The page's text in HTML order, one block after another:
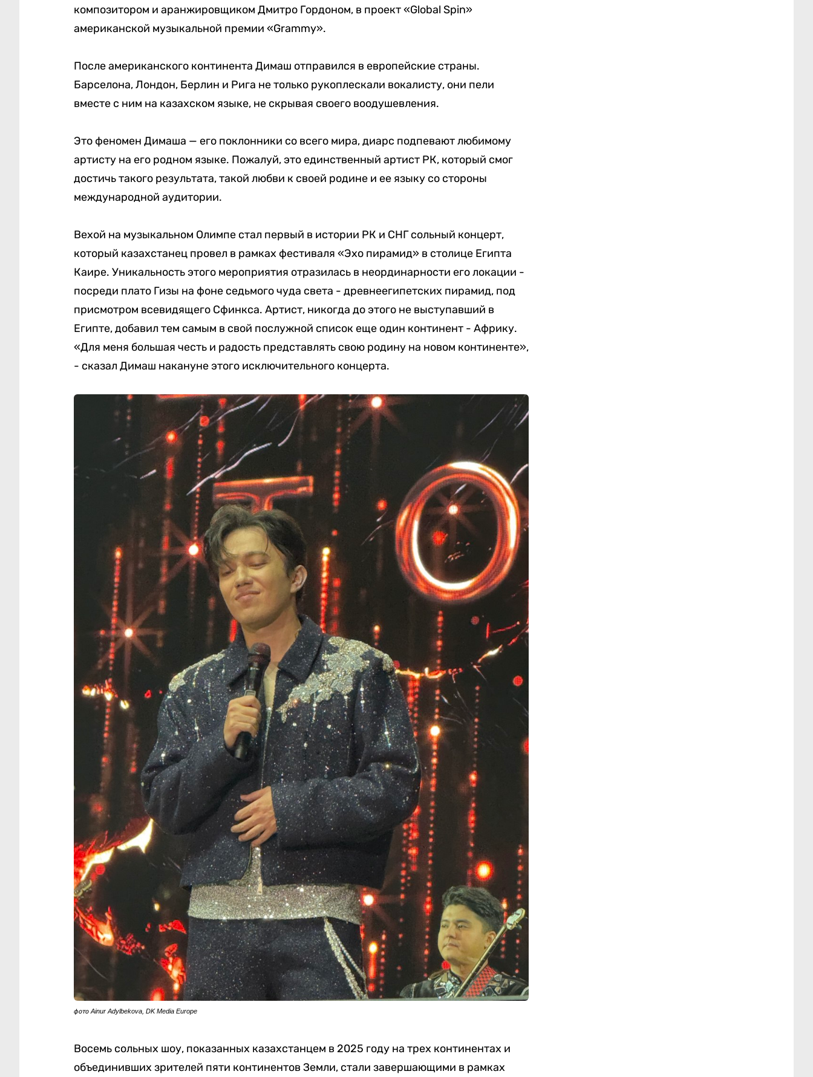
композитором и аранжировщиком Дмитро Гордоном, в проект «Global Spin»
американской музыкальной премии «Grammy».
После aмериканского континента Димаш отправился в европейские страны.
Барселона, Лондон, Берлин и Рига не только рукоплескали вокалисту, они пели
вместе с ним на казахском языке, не скрывая своего воодушевления.
Это феномен Димаша — его поклонники со всего мира, диарс подпевают любимому
артисту на его родном языке. Пожалуй, это единственный артист РК, который смог
достичь такого результата, такой любви к своей родине и ее языку со стороны
международной аудитории.
Вехой на музыкальном Олимпе стал первый в истории РК и СНГ сольный концерт,
который казахстанец провел в рамках фестиваля «Эхо пирамид» в столице Египта
Каире. Уникальность этого мероприятия отразилась в неординарности его локации -
посреди плато Гизы на фоне седьмого чуда света - древнеегипетских пирамид, под
присмотром всевидящего Сфинкса. Артист, никогда до этого не выступавший в
Египте, добавил тем самым в свой послужной список еще один континент - Африку.
«Для меня большая честь и радость представлять свою родину на новом континенте»,
- сказал Димаш накануне этого исключительного концерта.
фото Ainur Adylbekova, DK Media Europe
Восемь сольных шоу, показанных казахстанцем в 2025 году на трех континентах и
объединивших зрителей пяти континентов Земли, стали завершающими в рамках